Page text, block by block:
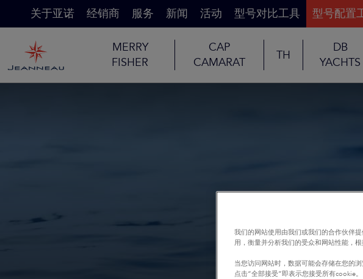
关于亚诺 经销商 服务 新闻 活动 型号对比工具 型号配置
MERRY
FISHER
CAP
CAMARAT
TH
DB
YACHTS
我们的网站使用由我们或我们的合作伙伴
用，衡量并分析我们的受众和网站性能，
当您访问网站时，数据可能会存储在您的
点击“全部接受”即表示您接受所有cookie